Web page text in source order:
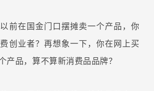
前在国金门口摆摊卖一个产品，你
创业者？再想象一下，你在网上买
产品，算不算新消费品品牌？